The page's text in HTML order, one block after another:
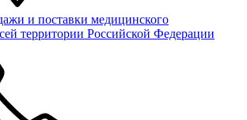
и поставки медицинского
территории Российской Федерации